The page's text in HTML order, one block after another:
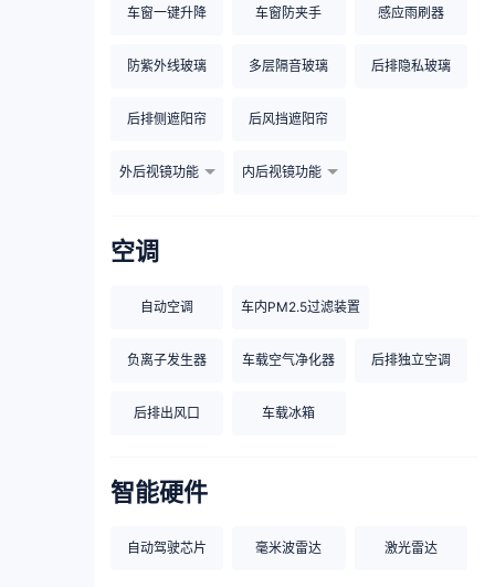
车窗一键升降 车窗防夹手 感应雨刷器
防紫外线玻璃 多层隔音玻璃 后排隐私玻璃
后排侧遮阳帘 后风挡遮阳帘
外后视镜功能 内后视镜功能
空调
自动空调 车内PM2.5过滤装置
负离子发生器 车载空气净化器 后排独立空调
后排出风口 车载冰箱
智能硬件
自动驾驶芯片 毫米波雷达 激光雷达